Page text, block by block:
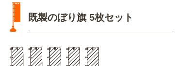
既製のぼり旗 5枚セット